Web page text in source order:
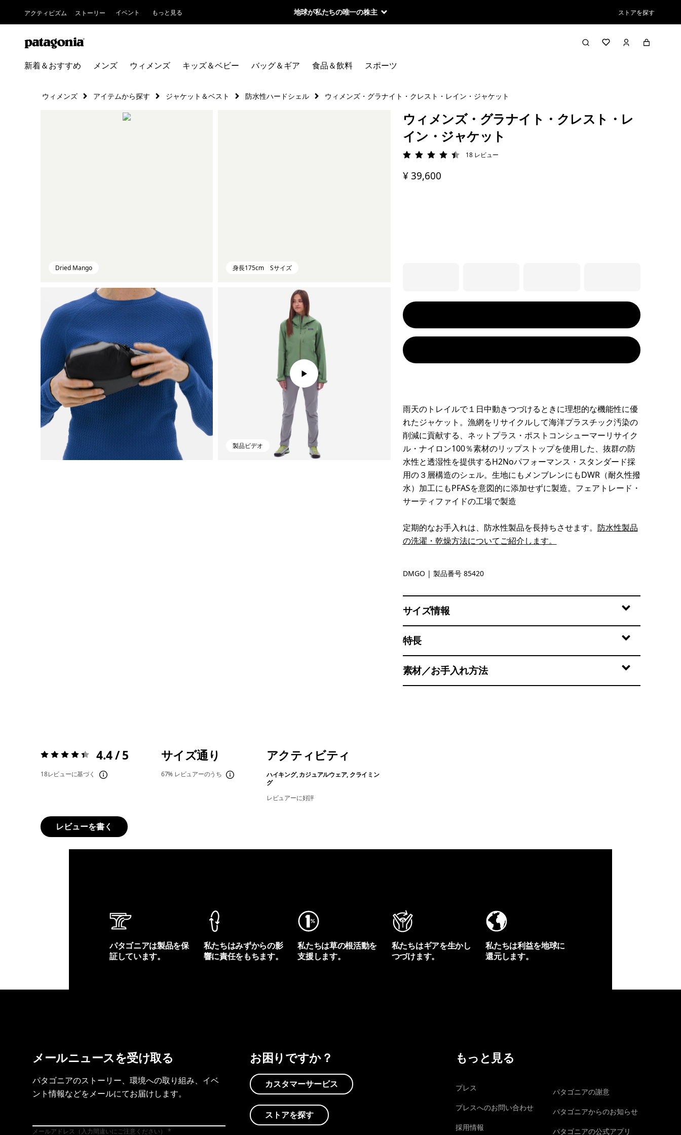
アクティビズム ストーリー イベント もっと見る 地球が私たちの唯一の株主 ストアを探す
新着＆おすすめ メンズ ウィメンズ キッズ＆ベビー バッグ＆ギア 食品＆飲料 スポーツ
ウィメンズ アイテムから探す ジャケット＆ベスト 防水性ハードシェル ウィメンズ・グラナイト・クレスト・レイン・ジャケット
Dried Mango 身長175cm Sサイズ
製品ビデオ
ウィメンズ・グラナイト・クレスト・レ
イン・ジャケット
評価: 4.4 / 5
18 レビュー
¥ 39,600
雨天のトレイルで１日中動きつづけるときに理想的な機能性に優
れたジャケット。漁網をリサイクルして海洋プラスチック汚染の
削減に貢献する、ネットプラス・ポストコンシューマーリサイク
ル・ナイロン100％素材のリップストップを使用した、抜群の防
水性と透湿性を提供するH2Noパフォーマンス・スタンダード採
用の３層構造のシェル。生地にもメンブレンにもDWR（耐久性撥
水）加工にもPFASを意図的に添加せずに製造。フェアトレード・
サーティファイドの工場で製造
定期的なお手入れは、防水性製品を長持ちさせます。 防水性製品
の洗濯・乾燥方法についてご紹介します。
Dried Mango
DMGO | 製品番号 85420
サイズ情報
特長
素材／お手入れ方法
評価:4.4 / 5 4.4 / 5
18レビューに基づく
サイズ通り
67% レビュアーのうち
アクティビティ
ハイキング, カジュアルウェア, クライミン
グ
レビュアーに好評
レビューを書く
パタゴニアは製品を保
証しています。
私たちはみずからの影
響に責任をもちます。
私たちは草の根活動を
支援します。
私たちはギアを生かし
つづけます。
私たちは利益を地球に
還元します。
メールニュースを受け取る
パタゴニアのストーリー、環境への取り組み、イベ
ント情報などをメールにてお届けします。
メールアドレス（入力間違いにご注意ください）
お困りですか？
カスタマーサービス
ストアを探す
もっと見る
プレス
プレスへのお問い合わせ
採用情報
パタゴニアの謝意
パタゴニアからのお知らせ
パタゴニアの公式アプリ